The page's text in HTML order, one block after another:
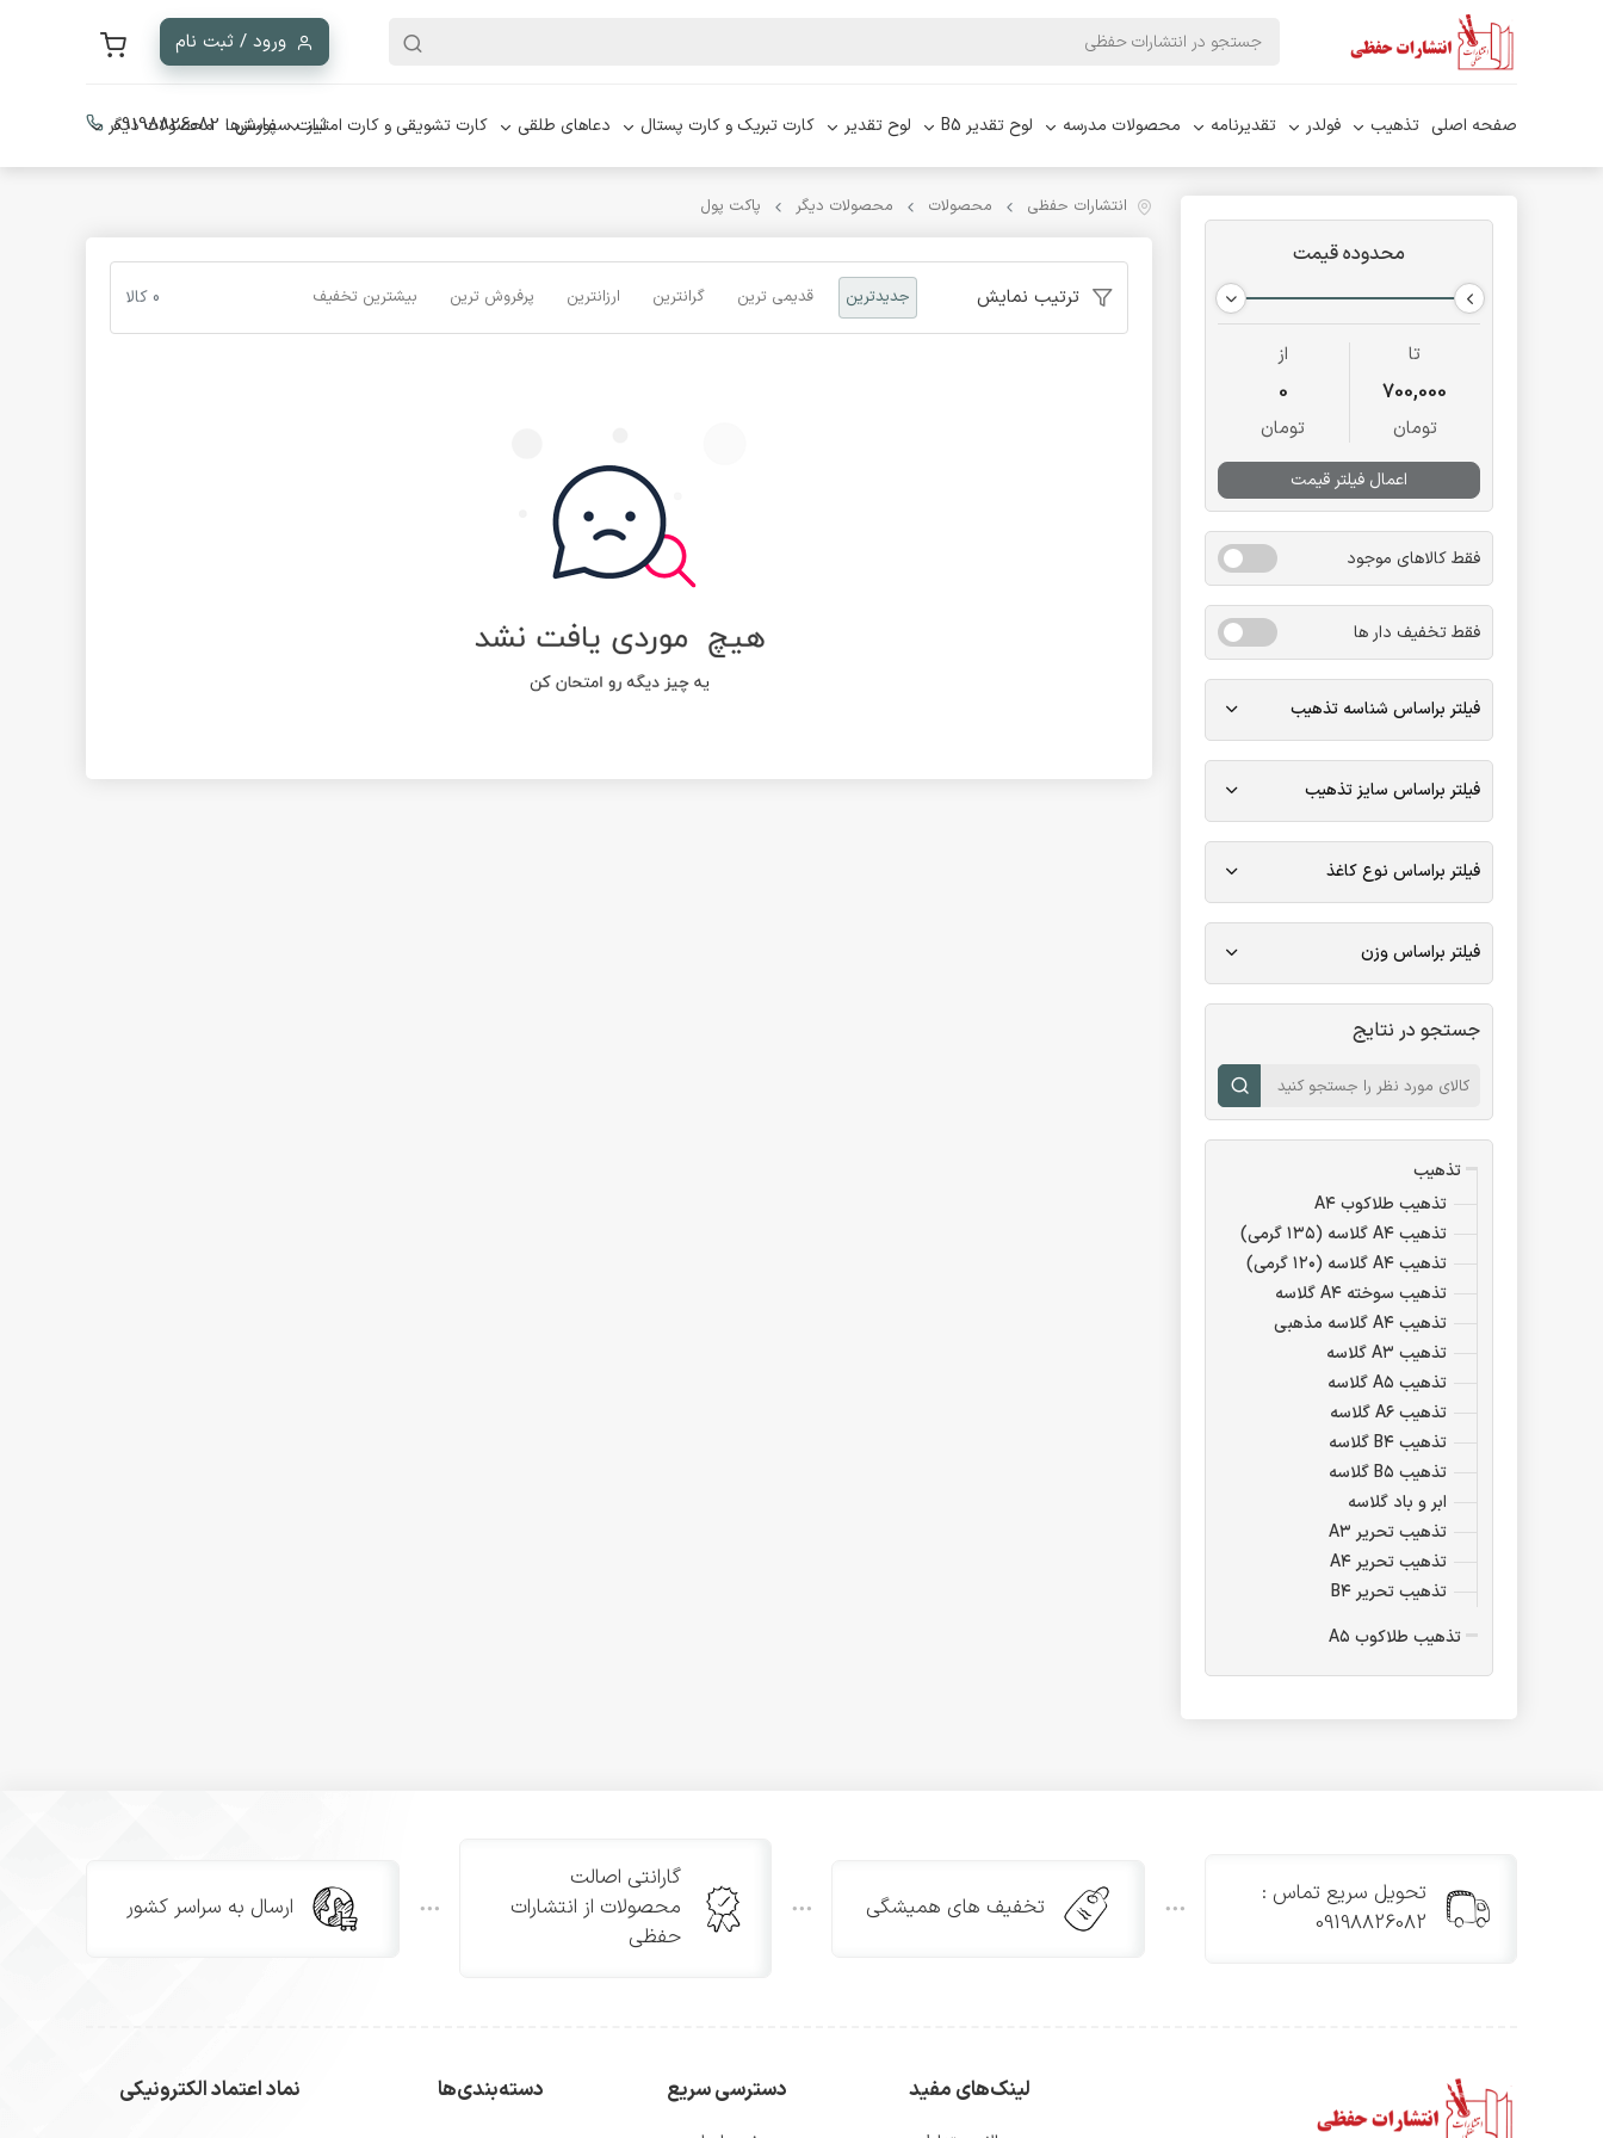
ورود / ثبت نام
صفحه اصلی تذهیب فولدر تقدیرنامه محصولات مدرسه لوح تقدیر B5 لوح تقدیر کارت تبریک و کارت پستال دعاهای طلقی کارت تشویقی و کارت امتیاز پوسترها محصولات دیگر ثبت سفارش : 09198826082
محدوده قیمت
تا
700,000
تومان
از
0
تومان
اعمال فیلتر قیمت
فقط کالاهای موجود
فقط تخفیف دار ها
فیلتر براساس شناسه تذهیب
فیلتر براساس سایز تذهیب
فیلتر براساس نوع کاغذ
فیلتر براساس وزن
جستجو در نتایج
تذهیب
تذهیب طلاکوب A۴
تذهیب A۴ گلاسه (۱۳۵ گرمی)
تذهیب A۴ گلاسه (۱۲۰ گرمی)
تذهیب سوخته A۴ گلاسه
تذهیب A۴ گلاسه مذهبی
تذهیب A۳ گلاسه
تذهیب A۵ گلاسه
تذهیب A۶ گلاسه
تذهیب B۴ گلاسه
تذهیب B۵ گلاسه
ابر و باد گلاسه
تذهیب تحریر A۳
تذهیب تحریر A۴
تذهیب تحریر B۴
تذهیب طلاکوب A۵
تقدیرنامه
تقدیرنامه مدرسه تاشو
تقدیرنامه جشن عبادت
انتشارات حفظی محصولات محصولات دیگر پاکت پول
ترتیب نمایش جدیدترین قدیمی ترین گرانترین ارزانترین پرفروش ترین بیشترین تخفیف 0 کالا
تحویل سریع تماس :
09198826082
تخفیف های همیشگی
گارانتی اصالت
محصولات از انتشارات
حفظی
ارسال به سراسر کشور
لینک‌های مفید دسترسی سریع دسته‌بندی‌ها نماد اعتماد الکترونیکی